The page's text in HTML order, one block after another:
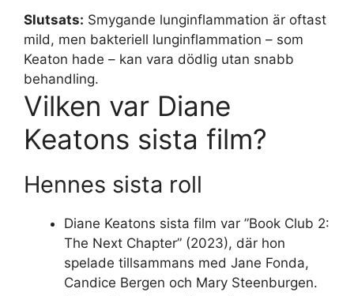
Slutsats: Smygande lunginflammation är oftast
mild, men bakteriell lunginflammation – som
Keaton hade – kan vara dödlig utan snabb
behandling.
Vilken var Diane
Keatons sista film?
Hennes sista roll
Diane Keatons sista film var ”Book Club 2:
The Next Chapter” (2023), där hon
spelade tillsammans med Jane Fonda,
Candice Bergen och Mary Steenburgen.